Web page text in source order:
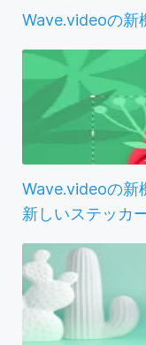
Wave.videoの新
Wave.videoの新
新しいステッカ